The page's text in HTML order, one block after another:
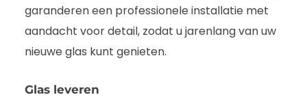
garanderen een professionele installatie met
aandacht voor detail, zodat u jarenlang van uw
nieuwe glas kunt genieten.
Glas leveren